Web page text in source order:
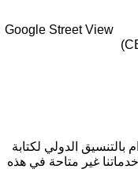
Google Street View
بالتنسيق الدولي لكتابة
غير متاحة في هذه